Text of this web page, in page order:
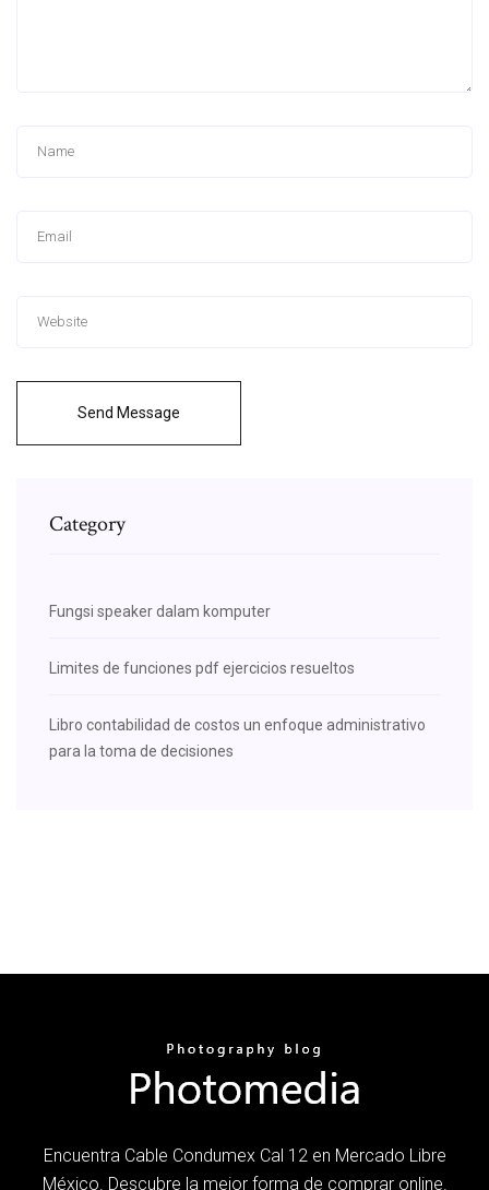
Send Message
Category
Fungsi speaker dalam komputer
Limites de funciones pdf ejercicios resueltos
Libro contabilidad de costos un enfoque administrativo
para la toma de decisiones
Encuentra Cable Condumex Cal 12 en Mercado Libre
México. Descubre la mejor forma de comprar online.